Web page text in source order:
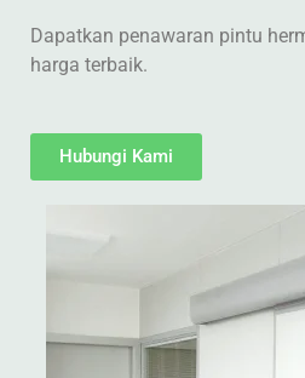
Dapatkan penawaran pintu
harga terbaik.
Hubungi Kami